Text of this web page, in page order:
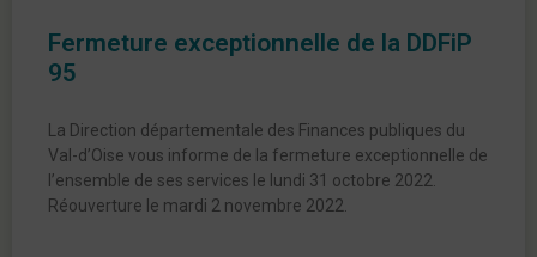
Fermeture exceptionnelle de la DDFiP
95
La Direction départementale des Finances publiques du
Val-d’Oise vous informe de la fermeture exceptionnelle de
l’ensemble de ses services le lundi 31 octobre 2022.
Réouverture le mardi 2 novembre 2022.